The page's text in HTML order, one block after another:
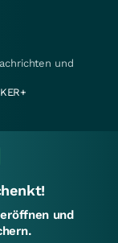
und
und